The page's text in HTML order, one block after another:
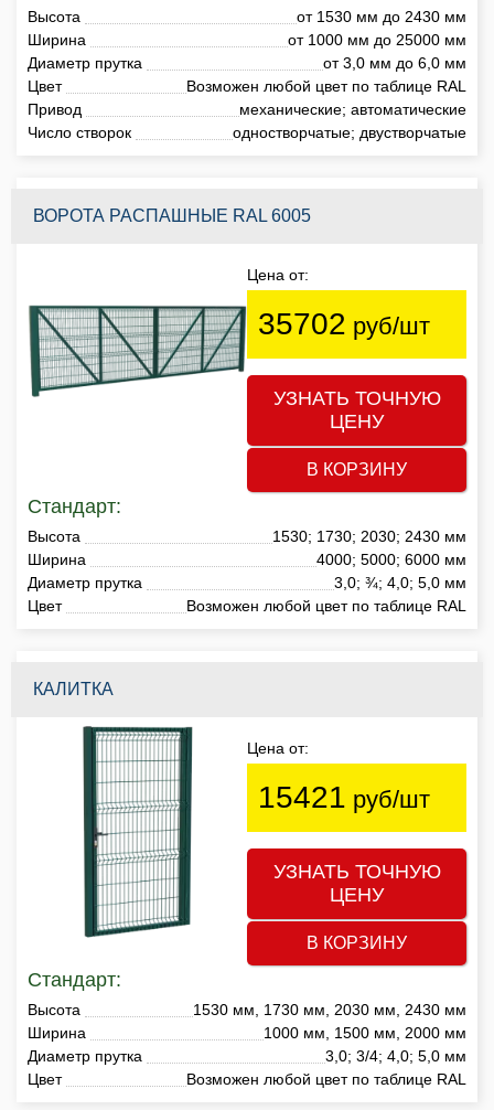
Высота
от 1530 мм до 2430 мм
Ширина
от 1000 мм до 25000 мм
Диаметр прутка
от 3,0 мм до 6,0 мм
Цвет
Возможен любой цвет по таблице RAL
Привод
механические; автоматические
Число створок
одностворчатые; двустворчатые
ВОРОТА РАСПАШНЫЕ RAL 6005
Цена от:
35702 руб/шт
УЗНАТЬ ТОЧНУЮ
ЦЕНУ
В КОРЗИНУ
Стандарт:
Высота
1530; 1730; 2030; 2430 мм
Ширина
4000; 5000; 6000 мм
Диаметр прутка
3,0; ¾; 4,0; 5,0 мм
Цвет
Возможен любой цвет по таблице RAL
КАЛИТКА
Цена от:
15421 руб/шт
УЗНАТЬ ТОЧНУЮ
ЦЕНУ
В КОРЗИНУ
Стандарт:
Высота
1530 мм, 1730 мм, 2030 мм, 2430 мм
Ширина
1000 мм, 1500 мм, 2000 мм
Диаметр прутка
3,0; 3/4; 4,0; 5,0 мм
Цвет
Возможен любой цвет по таблице RAL